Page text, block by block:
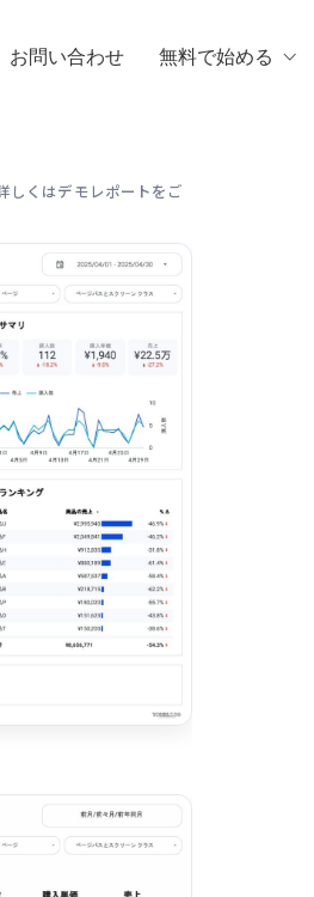
お問い合わせ 無料で始める
しくはデモレポートをご